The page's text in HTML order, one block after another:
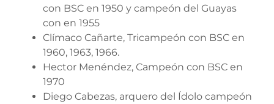
con BSC en 1950 y campeón del Guayas
con en 1955
Clímaco Cañarte, Tricampeón con BSC en
1960, 1963, 1966.
Hector Menéndez, Campeón con BSC en
1970
Diego Cabezas, arquero del Ídolo campeón